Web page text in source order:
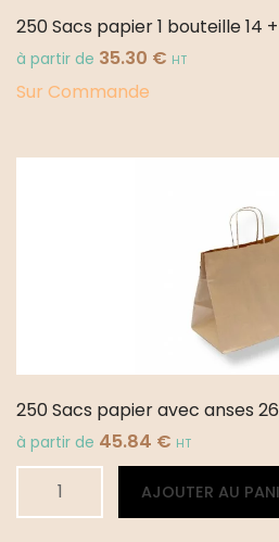
250 Sacs papier 1 bouteille 14
à partir de 35.30 € HT
Sur Commande
250 Sacs papier avec anses
à partir de 45.84 € HT
AJOUTER AU
Alternative: